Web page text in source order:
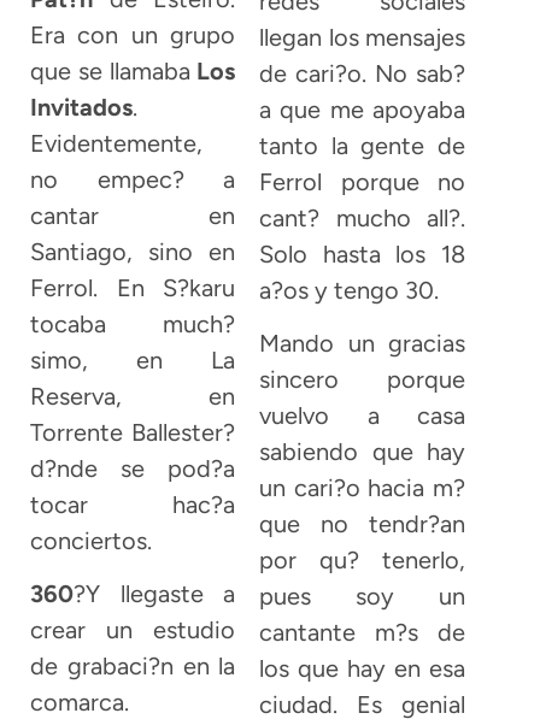
Era con un grupo
que se llamaba Los
Invitados.
Evidentemente,
no empec? a
cantar en
Santiago, sino en
Ferrol. En S?karu
tocaba much?
simo, en La
Reserva, en
Torrente Ballester?
d?nde se pod?a
tocar hac?a
conciertos.
360?Y llegaste a
crear un estudio
de grabaci?n en la
comarca.
llegan los mensajes
de cari?o. No sab?
a que me apoyaba
tanto la gente de
Ferrol porque no
cant? mucho all?.
Solo hasta los 18
a?os y tengo 30.
Mando un gracias
sincero porque
vuelvo a casa
sabiendo que hay
un cari?o hacia m?
que no tendr?an
por qu? tenerlo,
pues soy un
cantante m?s de
los que hay en esa
ciudad. Es genial